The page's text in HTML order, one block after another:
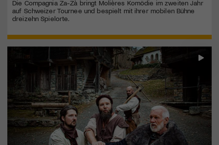
Die Compagnia Za-Zà bringt Molières Komödie im zweiten Jahr
auf Schweizer Tournee und bespielt mit ihrer mobilen Bühne
dreizehn Spielorte.